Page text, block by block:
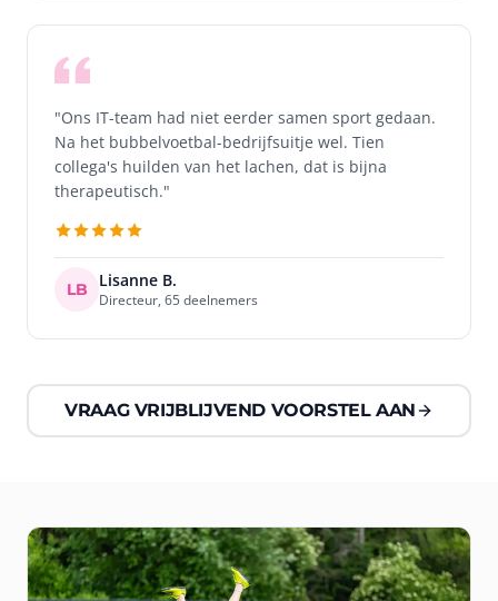
"Ons IT-team had niet eerder samen sport gedaan.
Na het bubbelvoetbal-bedrijfsuitje wel. Tien
collega's huilden van het lachen, dat is bijna
therapeutisch."
LB Lisanne B.
Directeur, 65 deelnemers
VRAAG VRIJBLIJVEND VOORSTEL AAN